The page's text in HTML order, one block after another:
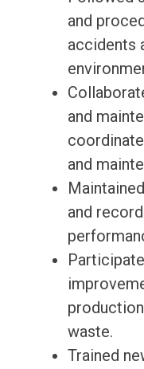
and
accidents
and
and
and
waste.
Trained